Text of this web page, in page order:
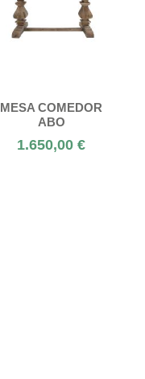
MESA COMEDOR
ABO
1.650,00 €